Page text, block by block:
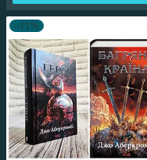
–11%